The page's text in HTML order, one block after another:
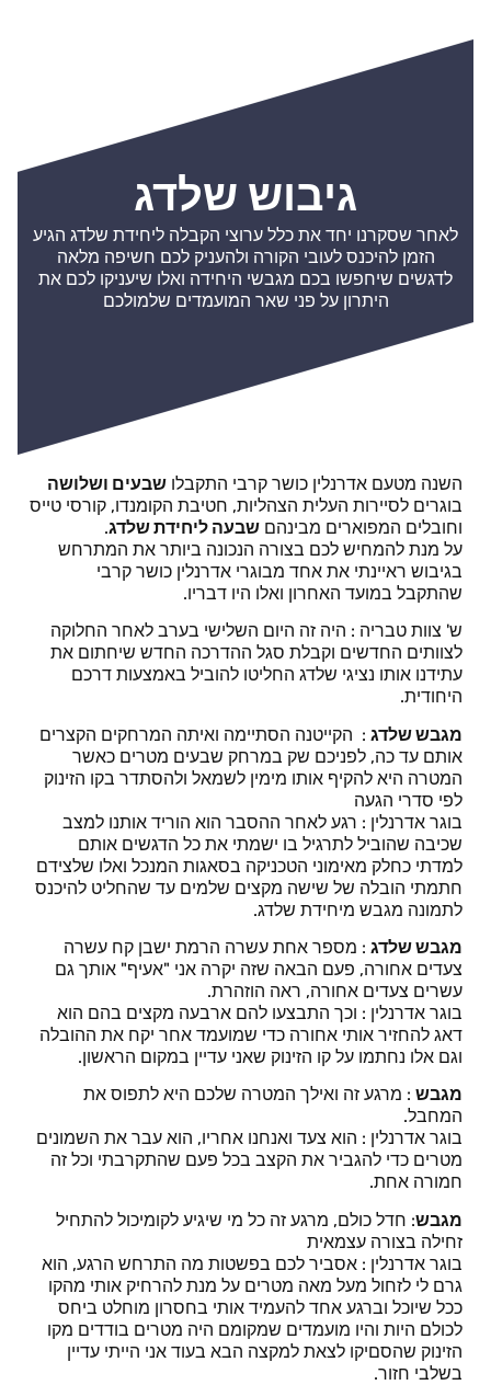
גיבוש שלדג
לאחר שסקרנו יחד את כלל ערוצי הקבלה ליחידת שלדג הגיע
הזמן להיכנס לעובי הקורה ולהעניק לכם חשיפה מלאה
לדגשים שיחפשו בכם מגבשי היחידה ואלו שיעניקו לכם את
היתרון על פני שאר המועמדים שלמולכם
השנה מטעם אדרנלין כושר קרבי התקבלו שבעים ושלושה
בוגרים לסיירות העלית הצהליות, חטיבת הקומנדו, קורסי טייס
וחובלים המפוארים מבינהם שבעה ליחידת שלדג.
על מנת להמחיש לכם בצורה הנכונה ביותר את המתרחש
בגיבוש ראיינתי את אחד מבוגרי אדרנלין כושר קרבי
שהתקבל במועד האחרון ואלו היו דבריו.
ש' צוות טבריה : היה זה היום השלישי בערב לאחר החלוקה
לצוותים החדשים וקבלת סגל ההדרכה החדש שיחתום את
עתידנו אותו נציגי שלדג החליטו להוביל באמצעות דרכם
היחודית.
מגבש שלדג : הקייטנה הסתיימה ואיתה המרחקים הקצרים
אותם עד כה, לפניכם שק במרחק שבעים מטרים כאשר
המטרה היא להקיף אותו מימין לשמאל ולהסתדר בקו הזינוק
לפי סדרי הגעה
בוגר אדרנלין : רגע לאחר ההסבר הוא הוריד אותנו למצב
שכיבה שהוביל לתרגיל בו ישמתי את כל הדגשים אותם
למדתי כחלק מאימוני הטכניקה בסאגות המנכל ואלו שלצידם
חתמתי הובלה של שישה מקצים שלמים עד שהחליט להיכנס
לתמונה מגבש מיחידת שלדג.
מגבש שלדג : מספר אחת עשרה הרמת ישבן קח עשרה
צעדים אחורה, פעם הבאה שזה יקרה אני "אעיף" אותך גם
עשרים צעדים אחורה, ראה הוזהרת.
בוגר אדרנלין : וכך התבצעו להם ארבעה מקצים בהם הוא
דאג להחזיר אותי אחורה כדי שמועמד אחר יקח את ההובלה
וגם אלו נחתמו על קו הזינוק שאני עדיין במקום הראשון.
מגבש : מרגע זה ואילך המטרה שלכם היא לתפוס את
המחבל.
בוגר אדרנלין : הוא צעד ואנחנו אחריו, הוא עבר את השמונים
מטרים כדי להגביר את הקצב בכל פעם שהתקרבתי וכל זה
חמורה אחת.
מגבש: חדל כולם, מרגע זה כל מי שיגיע לקומיכול להתחיל
זחילה בצורה עצמאית
בוגר אדרנלין : אסביר לכם בפשטות מה התרחש הרגע, הוא
גרם לי לזחול מעל מאה מטרים על מנת להרחיק אותי מהקו
ככל שיוכל וברגע אחד להעמיד אותי בחסרון מוחלט ביחס
לכולם היות והיו מועמדים שמקומם היה מטרים בודדים מקו
הזינוק שהסםיקו לצאת למקצה הבא בעוד אני הייתי עדיין
בשלבי חזור.